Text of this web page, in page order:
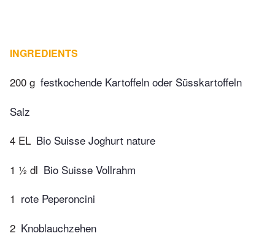
INGREDIENTS
200 g festkochende Kartoffeln oder Süsskartoffeln
Salz
4 EL Bio Suisse Joghurt nature
1 ½ dl Bio Suisse Vollrahm
1 rote Peperoncini
2 Knoblauchzehen